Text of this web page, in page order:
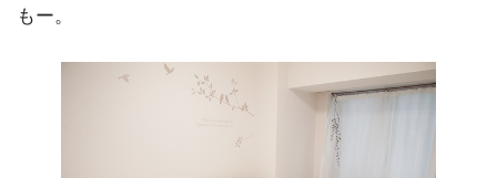
もー。